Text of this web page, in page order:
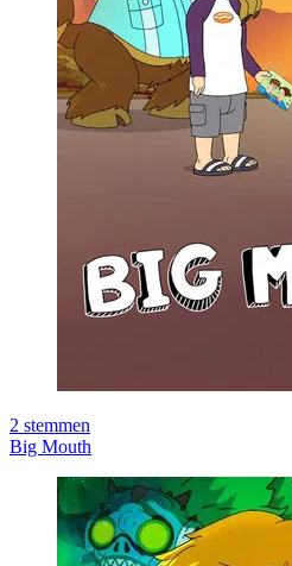
2 stemmen
Big Mouth